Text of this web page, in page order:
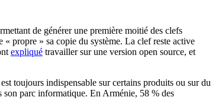
de générer une première moitié des clefs
propre » sa copie du système. La clef reste active
expliqué travailler sur une version open source, et
toujours indispensable sur certains produits ou sur du
parc informatique. En Arménie, 58 % des